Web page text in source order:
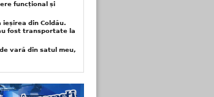
funcțional și
ieșirea din Coldău.
fost transportate la
vară din satul meu,